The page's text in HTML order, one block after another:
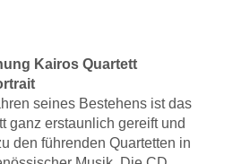
Kairos Quartett
seines Bestehens ist das
ganz erstaunlich gereift und
den führenden Quartetten in